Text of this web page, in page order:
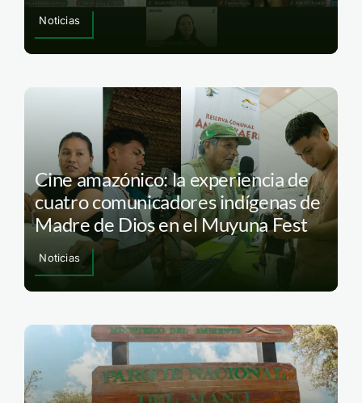
Noticias
Cine amazónico: la experiencia de
cuatro comunicadores indígenas de
Madre de Dios en el Muyuna Fest
Noticias